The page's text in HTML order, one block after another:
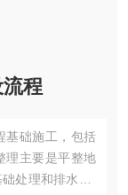
程
基础施工，包括
理主要是平整地
处理和排水是*